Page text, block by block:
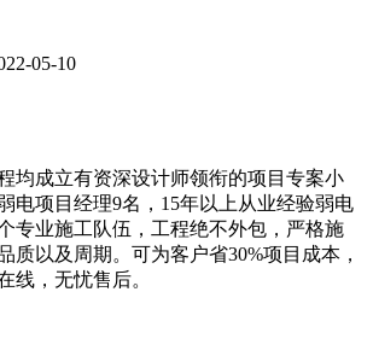
05-10
均成立有资深设计师领衔的项目专案小
电项目经理9名，15年以上从业经验弱电
专业施工队伍，工程绝不外包，严格施
质以及周期。可为客户省30%项目成本，
线，无忧售后。